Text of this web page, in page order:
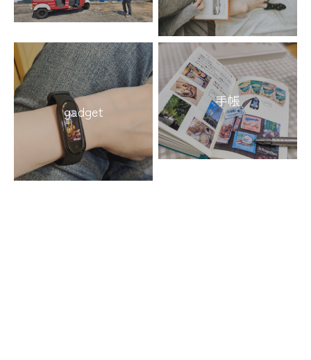
gadget
手帳